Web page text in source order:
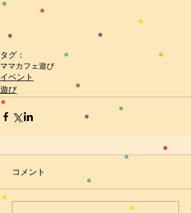
タグ：
ママカフェ遊び
イベント
遊び
コメント